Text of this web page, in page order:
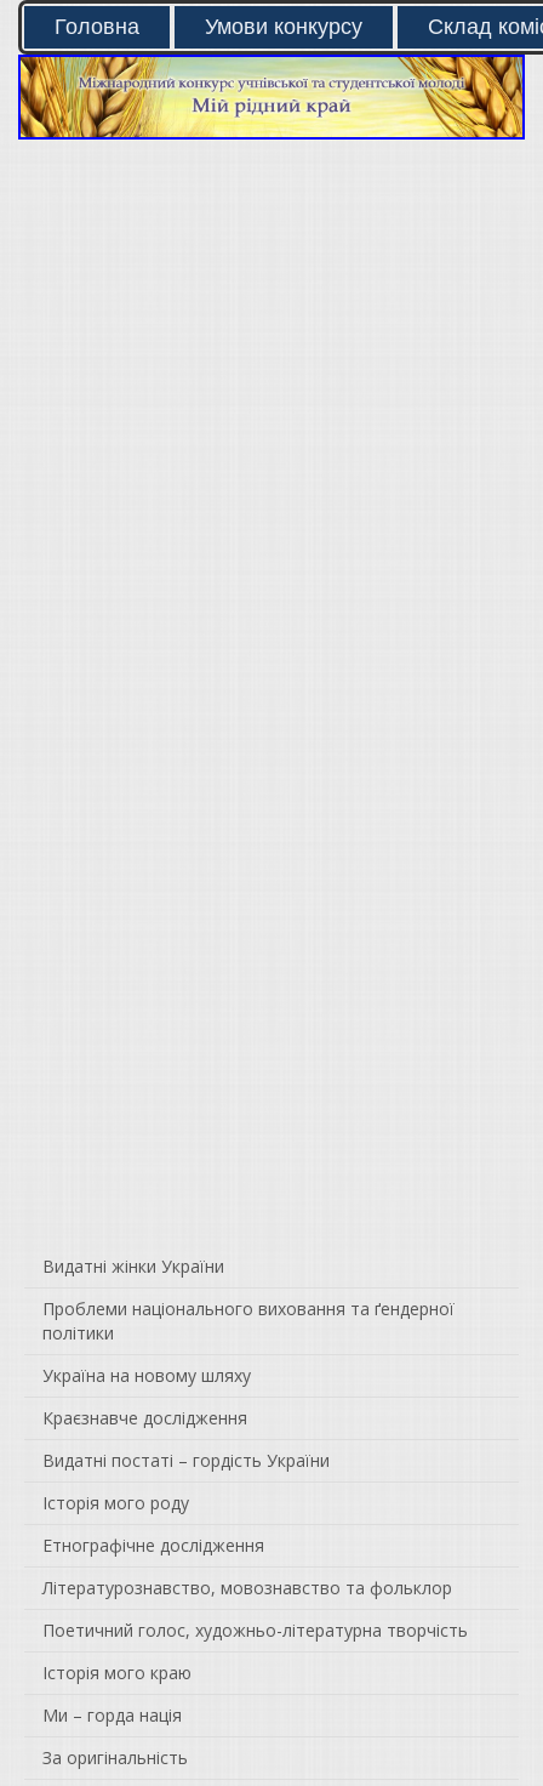
Головна Умови конкурсу Склад
Видатні жінки України
Проблеми національного виховання та ґендерної
політики
Україна на новому шляху
Краєзнавче дослідження
Видатні постаті – гордість України
Історія мого роду
Етнографічне дослідження
Літературознавство, мовознавство та фольклор
Поетичний голос, художньо-літературна творчість
Історія мого краю
Ми – горда нація
За оригінальність